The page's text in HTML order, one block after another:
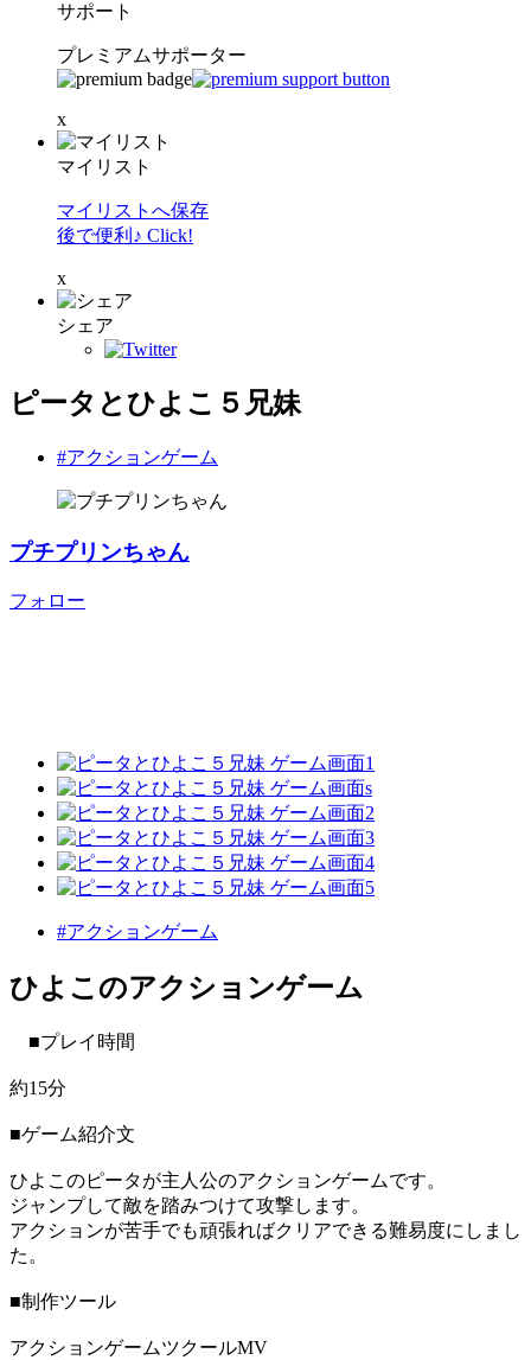
サポート
プレミアムサポーター
x
マイリスト
マイリストへ保存
後で便利♪ Click!
x
シェア
ピータとひよこ５兄妹
#アクションゲーム
プチプリンちゃん
フォロー
#アクションゲーム
ひよこのアクションゲーム
■プレイ時間
約15分
■ゲーム紹介文
ひよこのピータが主人公のアクションゲームです。
ジャンプして敵を踏みつけて攻撃します。
アクションが苦手でも頑張ればクリアできる難易度にしまし
た。
■制作ツール
アクションゲームツクールMV